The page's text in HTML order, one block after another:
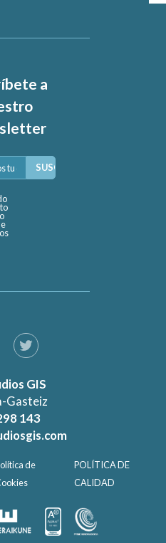
a
GIS
Gasteiz
143
de
POLÍTICA DE
CALIDAD